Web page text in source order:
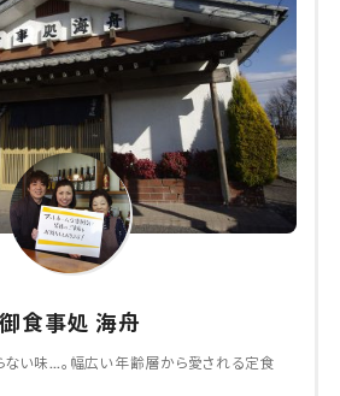
御食事処 海舟
ない味…。幅広い年齢層から愛される定食